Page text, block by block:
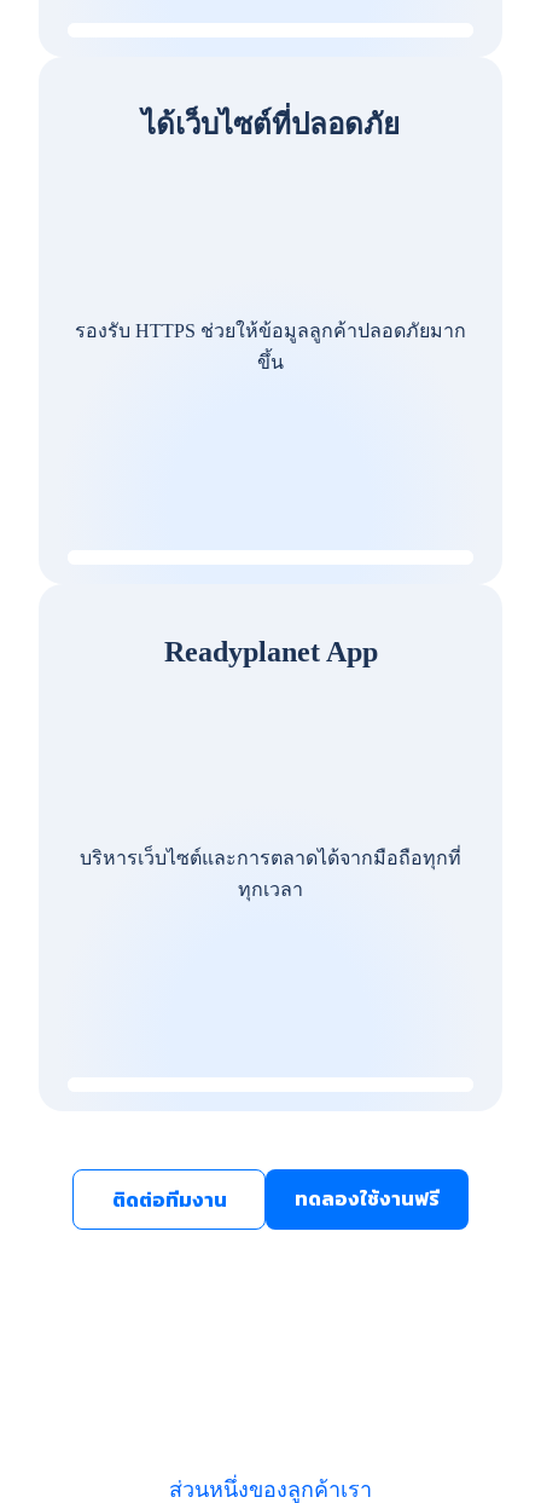
ได้เว็บไซต์ที่ปลอดภัย
รองรับ HTTPS ช่วยให้ข้อมูลลูกค้าปลอดภัยมาก
ขึ้น
Readyplanet App
บริหารเว็บไซต์และการตลาดได้จากมือถือทุกที่
ทุกเวลา
ติดต่อทีมงาน ทดลองใช้งานฟรี
ส่วนหนึ่งของลูกค้าเรา